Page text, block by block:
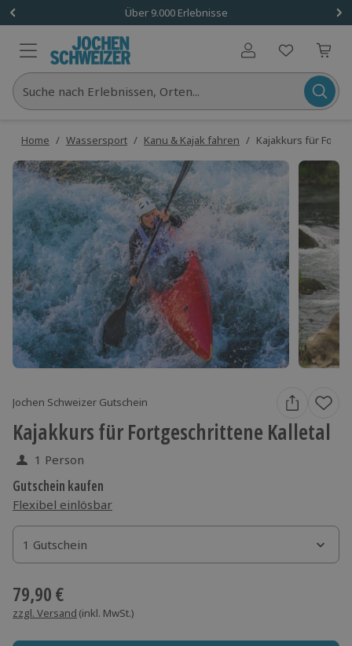
Über 9.000 Erlebnisse
Benutzerkonto
Suche nach Erlebnissen, Orten...
Home / Wassersport / Kanu & Kajak fahren / Kajakkurs für
Jochen Schweizer Gutschein
Kajakkurs für Fortgeschrittene Kalletal
1 Person
Gutschein kaufen
Flexibel einlösbar
1 Gutschein
1 Gutschein
1 Gutschein
79,90 €
zzgl. Versand (inkl. MwSt.)